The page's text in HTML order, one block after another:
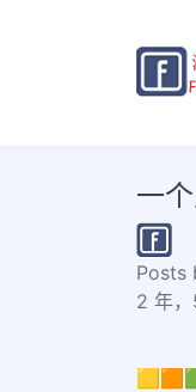
一
Posts
2 年